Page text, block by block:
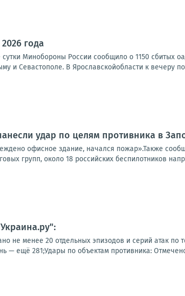
года
сутки Минобороны России сообщило о 1150
и Севастополе. В Ярославскойобласти к вечеру
удар по целям противника в
офисное здание, начался пожар».Также
групп, около 18 российских беспилотников
не менее 20 отдельных эпизодов и серий атак
— ещё 281;Удары по объектам противника: